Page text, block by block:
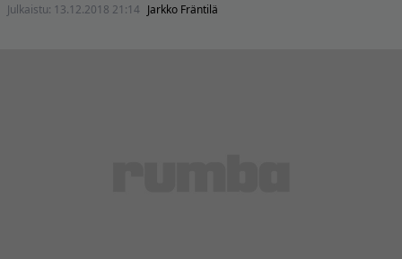
Julkaistu: 13.12.2018 21:14 Jarkko Fräntilä